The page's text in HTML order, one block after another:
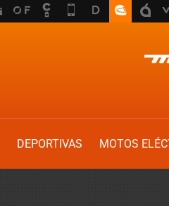
DEPORTIVAS MOTOS